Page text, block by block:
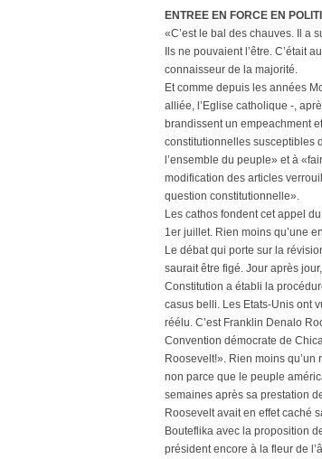
ENTREE EN FORCE EN
«C’est le bal des chauves. Il a
Ils ne pouvaient l’être. C’était
connaisseur de la majorité.
Et comme depuis les années
alliée, l’Eglise catholique -,
brandissent un empeachment
constitutionnelles susceptibles
l’ensemble du peuple» et à
modification des articles
question constitutionnelle».
Les cathos fondent cet appel
1er juillet. Rien moins qu’une
Le débat qui porte sur la
saurait être figé. Jour après
Constitution a établi la
casus belli. Les Etats-Unis ont
réélu. C’est Franklin Denalo
Convention démocrate de
Roosevelt!». Rien moins
non parce que le peuple
semaines après sa prestation
Roosevelt avait en effet caché
Bouteflika avec la proposition
président encore à la fleur de